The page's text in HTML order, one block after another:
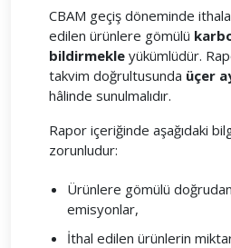
CBAM geçiş döneminde
edilen ürünlere gömülü
bildirmekle yükümlüdür.
takvim doğrultusunda üçer
hâlinde sunulmalıdır.
Rapor içeriğinde aşağıdaki
zorunludur:
Ürünlere gömülü
emisyonlar,
İthal edilen ürünlerin